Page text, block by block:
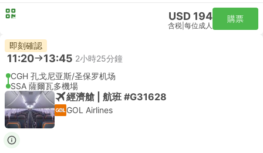
USD 194
含税 每位成人
購票
即刻確認
11:20 13:45 2小時25分鐘
CGH 孔戈尼亚斯/圣保罗机场
SSA 薩爾瓦多機場
經濟艙 | 航班 #G31628
GOL Airlines